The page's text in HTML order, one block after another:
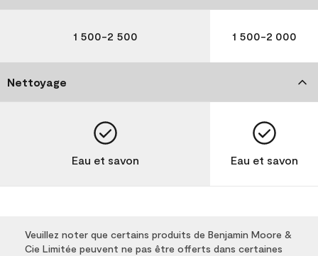
1 500-2 500 1 500-2 000
Nettoyage
Eau et savon Eau et savon
Veuillez noter que certains produits de Benjamin Moore &
Cie Limitée peuvent ne pas être offerts dans certaines